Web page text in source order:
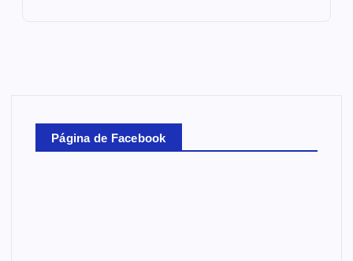
Página de Facebook